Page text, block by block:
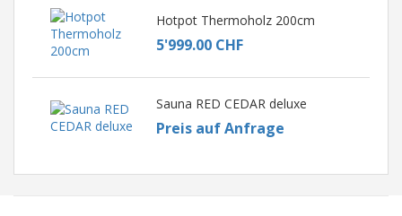
Hotpot Thermoholz 200cm
5'999.00 CHF
Sauna RED CEDAR deluxe
Preis auf Anfrage